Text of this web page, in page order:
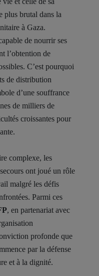
plus brutal dans la
à Gaza.
de nourrir ses
l’obtention de
C’est pourquoi
de distribution
d’une souffrance
de milliers de
croissantes pour
complexe, les
ont joué un rôle
malgré les défis
Parmi ces
, en partenariat avec
profonde que
par la défense
et à la dignité.